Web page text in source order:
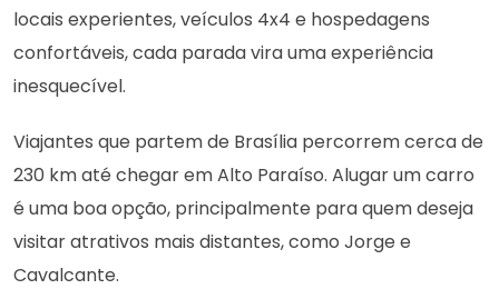
locais experientes, veículos 4x4 e hospedagens
confortáveis, cada parada vira uma experiência
inesquecível.
Viajantes que partem de Brasília percorrem cerca de
230 km até chegar em Alto Paraíso. Alugar um carro
é uma boa opção, principalmente para quem deseja
visitar atrativos mais distantes, como Jorge e
Cavalcante.